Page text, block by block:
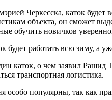
Черкесска, каток будет
объекта, он сможет
обучить новичков
работать всю зиму, а
каток, о чем заявил Рашид
транспортная логистика.
особо популярны, так как